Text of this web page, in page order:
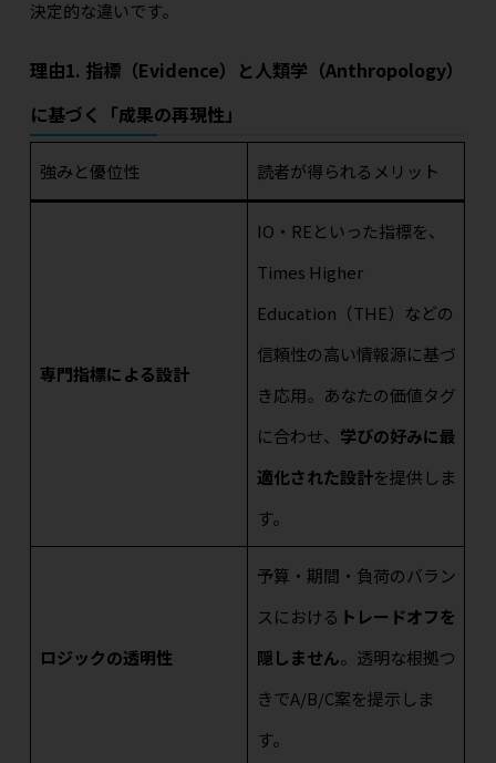
決定的な違いです。
理由1. 指標（Evidence）と人類学（Anthropology）
に基づく「成果の再現性」
強みと優位性 読者が得られるメリット
専門指標による設計
IO・REといった指標を、
Times Higher
Education（THE）などの
信頼性の高い情報源に基づ
き応用。あなたの価値タグ
に合わせ、 学びの好みに最
適化された設計を提供しま
す。
ロジックの透明性
予算・期間・負荷のバラン
スにおける トレードオフを
隠しません。透明な根拠つ
きでA/B/C案を提示しま
す。